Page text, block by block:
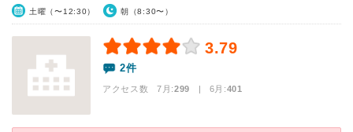
土曜（〜12:30） 朝（8:30〜）
3.79
2件
アクセス数 7月:299 | 6月:401